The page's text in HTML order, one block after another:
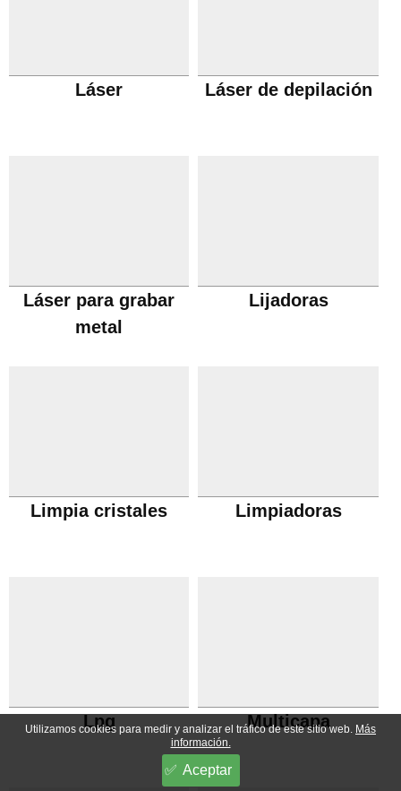
Láser Láser de depilación
Láser para grabar
metal
Lijadoras
Limpia cristales Limpiadoras
Lpg Multicapa
Utilizamos cookies para medir y analizar el tráfico de este sitio web. Más
información.
Aceptar